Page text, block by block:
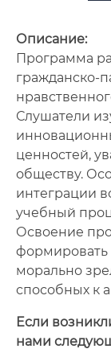
Если
нами
Описание:
Программа
гражданско-
Слушатели
ценностей,
обществу.
интеграции
учебный
Освоение
формировать
морально
способных к